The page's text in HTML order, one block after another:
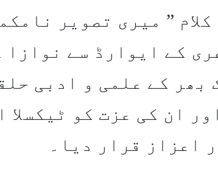
” میری تصویر
کے ایوارڈ سے
بھر کے علمی و ادبی
ان کی عزت کو ٹیکسلا
اعزاز قرار دیا۔